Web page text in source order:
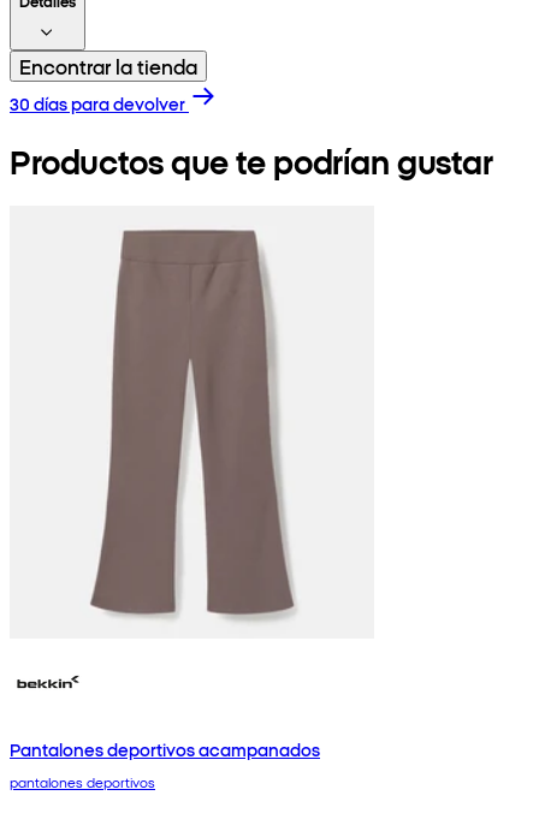
Encontrar la tienda
30 días para devolver
Productos que te podrían gustar
Pantalones deportivos acampanados
pantalones deportivos